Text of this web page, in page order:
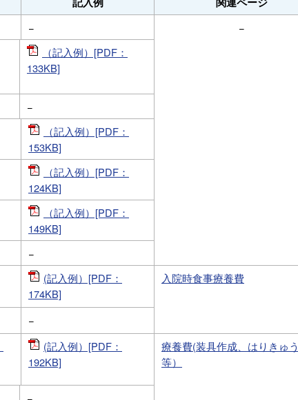
−
−
（記入例）[PDF：
133KB]
−
（記入例）[PDF：
153KB]
（記入例）[PDF：
124KB]
（記入例）[PDF：
149KB]
−
(記入例）[PDF：
174KB]
入院時食事療養費
−
(記入例）[PDF：
192KB]
療養費(装具作成、はりきゅ
等）